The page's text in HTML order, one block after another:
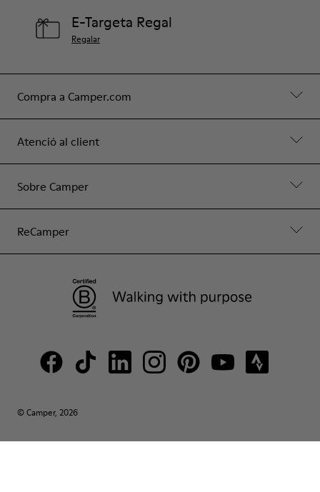
Compra a Camper.com
Atenció al client
Sobre Camper
ReCamper
E-Targeta Regal
Regalar
© Camper, 2026